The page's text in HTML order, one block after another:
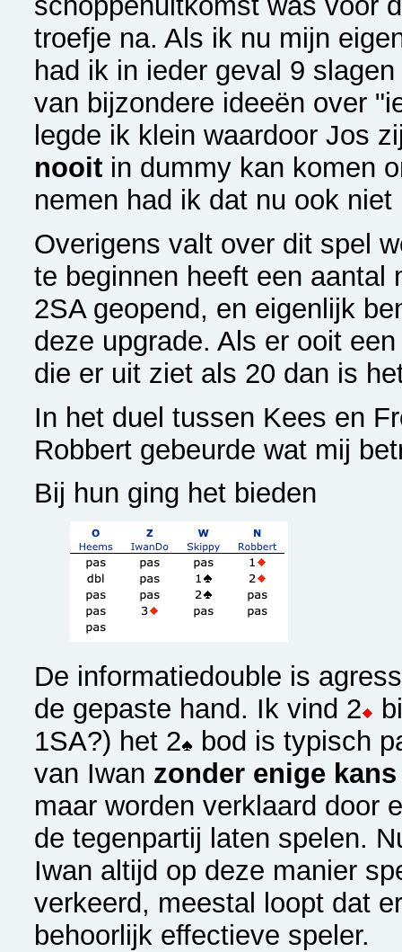
troefje na. Als ik nu mijn
had ik in ieder geval 9
van bijzondere ideeën over
legde ik klein waardoor Jos
nooit in dummy kan komen
nemen had ik dat nu ook
Overigens valt over dit spel
te beginnen heeft een aantal
2SA geopend, en eigenlijk
deze upgrade. Als er ooit
die er uit ziet als 20 dan is
In het duel tussen Kees en
Robbert gebeurde wat mij
Bij hun ging het bieden
De informatiedouble is
de gepaste hand. Ik vind 2
1SA?) het 2
bod is typisch
van Iwan zonder enige
maar worden verklaard door
de tegenpartij laten spelen.
Iwan altijd op deze manier
verkeerd, meestal loopt dat
behoorlijk effectieve speler.